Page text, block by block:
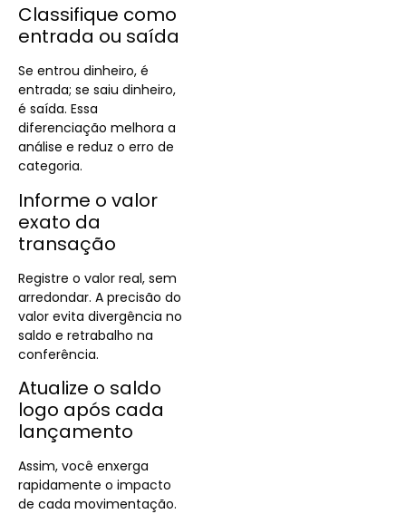
Classifique como
entrada ou saída
Se entrou dinheiro, é
entrada; se saiu dinheiro,
é saída. Essa
diferenciação melhora a
análise e reduz o erro de
categoria.
Informe o valor
exato da
transação
Registre o valor real, sem
arredondar. A precisão do
valor evita divergência no
saldo e retrabalho na
conferência.
Atualize o saldo
logo após cada
lançamento
Assim, você enxerga
rapidamente o impacto
de cada movimentação.